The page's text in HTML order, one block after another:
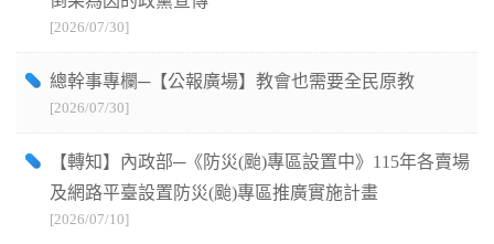
[2026/07/30]
總幹事專欄─【公報廣場】教會也需要全民原教
[2026/07/30]
【轉知】內政部─《防災(颱)專區設置中》115年各賣場
及網路平臺設置防災(颱)專區推廣實施計畫
[2026/07/10]